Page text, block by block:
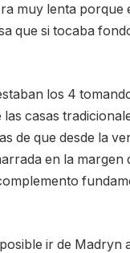
muy lenta porque
que si tocaba
los 4
las casas
de que desde la
en la margen
ir de Madryn